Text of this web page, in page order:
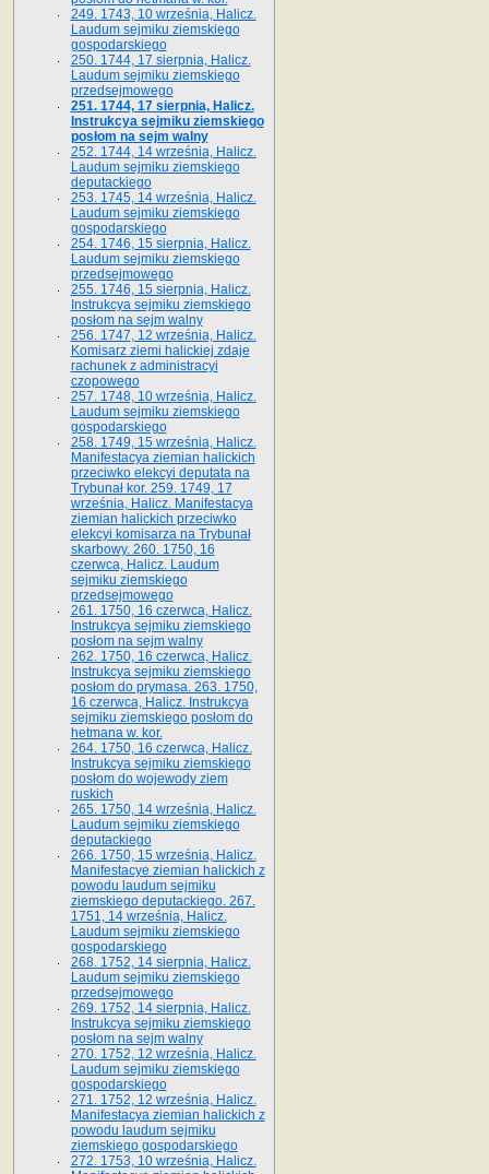
249. 1743, 10 września, Halicz.
Laudum sejmiku ziemskiego
gospodarskiego
250. 1744, 17 sierpnia, Halicz.
Laudum sejmiku ziemskiego
przedsejmowego
251. 1744, 17 sierpnia, Halicz.
Instrukcya sejmiku ziemskiego
posłom na sejm walny
252. 1744, 14 września, Halicz.
Laudum sejmiku ziemskiego
deputackiego
253. 1745, 14 września, Halicz.
Laudum sejmiku ziemskiego
gospodarskiego
254. 1746, 15 sierpnia, Halicz.
Laudum sejmiku ziemskiego
przedsejmowego
255. 1746, 15 sierpnia, Halicz.
Instrukcya sejmiku ziemskiego
posłom na sejm walny
256. 1747, 12 września, Halicz.
Komisarz ziemi halickiej zdaje
rachunek z administracyi
czopowego
257. 1748, 10 września, Halicz.
Laudum sejmiku ziemskiego
gospodarskiego
258. 1749, 15 września, Halicz.
Manifestacya ziemian halickich
przeciwko elekcyi deputata na
Trybunał kor. 259. 1749, 17
września, Halicz. Manifestacya
ziemian halickich przeciwko
elekcyi komisarza na Trybunał
skarbowy. 260. 1750, 16
czerwca, Halicz. Laudum
sejmiku ziemskiego
przedsejmowego
261. 1750, 16 czerwca, Halicz.
Instrukcya sejmiku ziemskiego
posłom na sejm walny
262. 1750, 16 czerwca, Halicz.
Instrukcya sejmiku ziemskiego
posłom do prymasa. 263. 1750,
16 czerwca, Halicz. Instrukcya
sejmiku ziemskiego posłom do
hetmana w. kor.
264. 1750, 16 czerwca, Halicz.
Instrukcya sejmiku ziemskiego
posłom do wojewody ziem
ruskich
265. 1750, 14 września, Halicz.
Laudum sejmiku ziemskiego
deputackiego
266. 1750, 15 września, Halicz.
Manifestacye ziemian halickich z
powodu laudum sejmiku
ziemskiego deputackiego. 267.
1751, 14 września, Halicz.
Laudum sejmiku ziemskiego
gospodarskiego
268. 1752, 14 sierpnia, Halicz.
Laudum sejmiku ziemskiego
przedsejmowego
269. 1752, 14 sierpnia, Halicz.
Instrukcya sejmiku ziemskiego
posłom na sejm walny
270. 1752, 12 września, Halicz.
Laudum sejmiku ziemskiego
gospodarskiego
271. 1752, 12 września, Halicz.
Manifestacya ziemian halickich z
powodu laudum sejmiku
ziemskiego gospodarskiego
272. 1753, 10 września, Halicz.